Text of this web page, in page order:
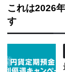
これは2026
す